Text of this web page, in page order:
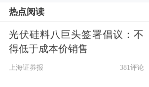
17.6%，归属于母公司股
为1483.65亿元，同比增长
净利下滑17.6%，马明哲
热点阅读
光伏硅料八巨头签署倡议：不
得低于成本价销售
上海证券报 381评论